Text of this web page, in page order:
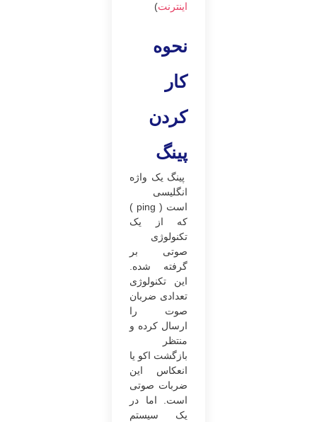
اینترنت)
نحوه
کار
کردن
پینگ
پینگ یک واژه
انگلیسی
است ( ping )
که از یک
تکنولوژی
صوتی بر
گرفته ‌شده.
این تکنولوژی
تعدادی ضربان
صوت را
ارسال کرده و
منتظر
بازگشت اکو یا
انعکاس این
ضربات صوتی
است. اما در
یک سیستم